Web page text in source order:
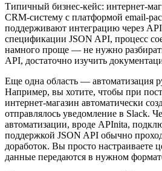
Типичный бизнес-кейс: интернет-
CRM-систему с платформой email-
поддерживают интеграцию через
спецификации JSON API, процесс
намного проще — не нужно
API, достаточно изучить
Еще одна область — автоматизация
Например, вы хотите, чтобы при
интернет-магазин автоматически
отправлялось уведомление в Slack.
автоматизации, вроде APInita,
поддержкой JSON API обычно
доработок. Вы просто настраиваете
данные передаются в нужном